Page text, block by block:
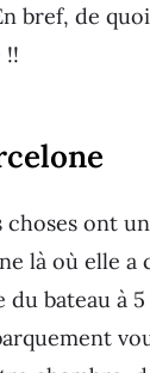
bref, de
!!
choses ont
là où elle a
du bateau à